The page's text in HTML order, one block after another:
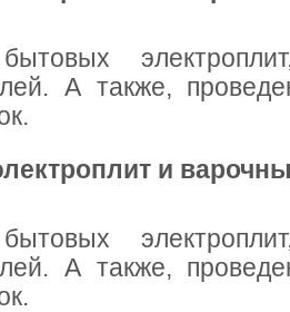
А также,
и
А также,